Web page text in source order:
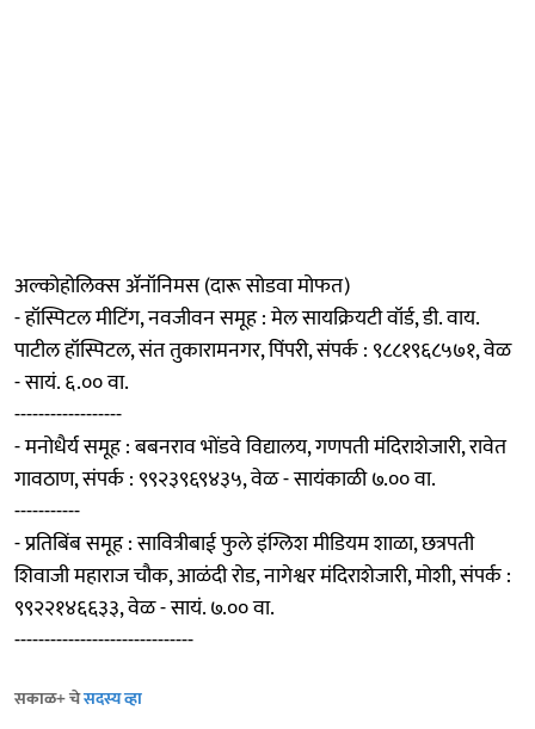
अल्कोहोलिक्स ॲनॉनिमस (दारू सोडवा मोफत)
- हॉस्पिटल मीटिंग, नवजीवन समूह : मेल सायक्रियटी वॉर्ड, डी. वाय.
पाटील हॉस्पिटल, संत तुकारामनगर, पिंपरी, संपर्क : ९८८१९६८५७१, वेळ
- सायं. ६.०० वा.
------------------
- मनोधैर्य समूह : बबनराव भोंडवे विद्यालय, गणपती मंदिराशेजारी, रावेत
गावठाण, संपर्क : ९९२३९६९४३५, वेळ - सायंकाळी ७.०० वा.
-----------
- प्रतिबिंब समूह : सावित्रीबाई फुले इंग्लिश मीडियम शाळा, छत्रपती
शिवाजी महाराज चौक, आळंदी रोड, नागेश्वर मंदिराशेजारी, मोशी, संपर्क :
९९२२१४६६३३, वेळ - सायं. ७.०० वा.
------------------------------
सकाळ+ चेसदस्य व्हा